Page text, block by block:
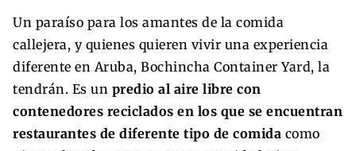
Un paraíso para los amantes de la comida
callejera, y quienes quieren vivir una experiencia
diferente en Aruba, Bochincha Container Yard, la
tendrán. Es un predio al aire libre con
contenedores reciclados en los que se encuentran
restaurantes de diferente tipo de comida como